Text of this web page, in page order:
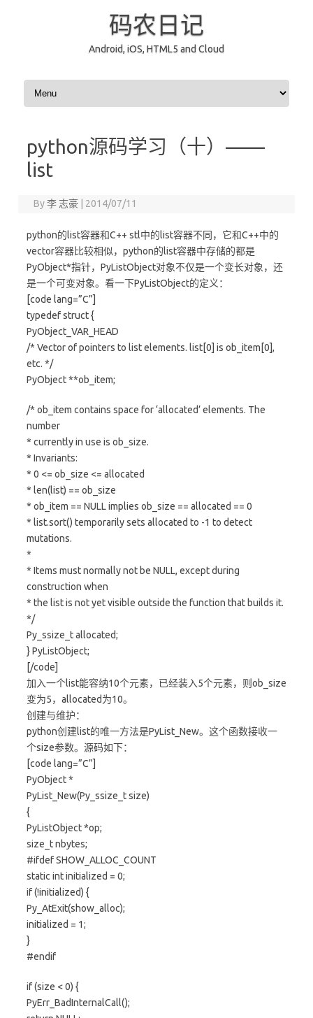
码农日记
Android, iOS, HTML5 and Cloud
Skip to content
python源码学习（十）——
list
By李 志豪 2014/07/11
python的list容器和C++ stl中的list容器不同，它和C++中的
vector容器比较相似，python的list容器中存储的都是
PyObject*指针，PyListObject对象不仅是一个变长对象，还
是一个可变对象。看一下PyListObject的定义：
[code lang=”C”]
typedef struct {
PyObject_VAR_HEAD
/* Vector of pointers to list elements. list[0] is ob_item[0],
etc. */
PyObject **ob_item;
/* ob_item contains space for ‘allocated’ elements. The
number
* currently in use is ob_size.
* Invariants:
* 0 <= ob_size <= allocated
* len(list) == ob_size
* ob_item == NULL implies ob_size == allocated == 0
* list.sort() temporarily sets allocated to -1 to detect
mutations.
*
* Items must normally not be NULL, except during
construction when
* the list is not yet visible outside the function that builds it.
*/
Py_ssize_t allocated;
} PyListObject;
[/code]
加入一个list能容纳10个元素，已经装入5个元素，则ob_size
变为5，allocated为10。
创建与维护：
python创建list的唯一方法是PyList_New。这个函数接收一
个size参数。源码如下：
[code lang=”C”]
PyObject *
PyList_New(Py_ssize_t size)
{
PyListObject *op;
size_t nbytes;
#ifdef SHOW_ALLOC_COUNT
static int initialized = 0;
if (!initialized) {
Py_AtExit(show_alloc);
initialized = 1;
}
#endif
if (size < 0) {
PyErr_BadInternalCall();